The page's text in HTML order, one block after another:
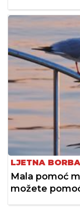
LJETNA BORBA
Mala pomoć
možete